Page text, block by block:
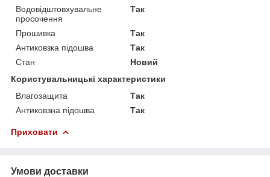
Водовідштовхувальне
просочення
Так
Прошивка
Так
Антиковзка підошва
Так
Стан
Новий
Користувальницькі характеристики
Влагозащита
Так
Антиковзна підошва
Так
Приховати
Умови доставки